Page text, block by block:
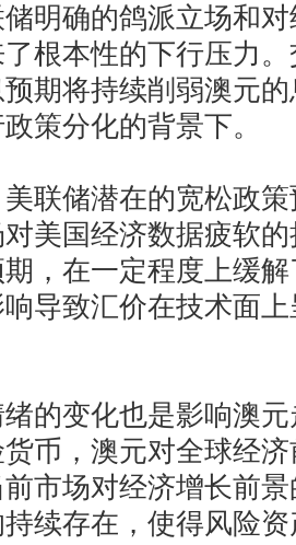
明确的鸽派立场和
根本性的下行压力
期将持续削弱澳元
策分化的背景下。
储潜在的宽松政策
美国经济数据疲软
，在一定程度上缓
导致汇价在技术面
变化也是影响澳元
币，澳元对全球经
市场对经济增长前
续存在，使得风险